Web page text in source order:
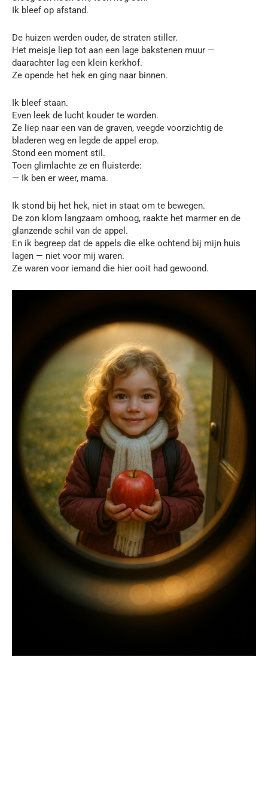
Ik bleef op afstand.
De huizen werden ouder, de straten stiller.
Het meisje liep tot aan een lage bakstenen muur —
daarachter lag een klein kerkhof.
Ze opende het hek en ging naar binnen.
Ik bleef staan.
Even leek de lucht kouder te worden.
Ze liep naar een van de graven, veegde voorzichtig de
bladeren weg en legde de appel erop.
Stond een moment stil.
Toen glimlachte ze en fluisterde:
— Ik ben er weer, mama.
Ik stond bij het hek, niet in staat om te bewegen.
De zon klom langzaam omhoog, raakte het marmer en de
glanzende schil van de appel.
En ik begreep dat de appels die elke ochtend bij mijn huis
lagen — niet voor mij waren.
Ze waren voor iemand die hier ooit had gewoond.